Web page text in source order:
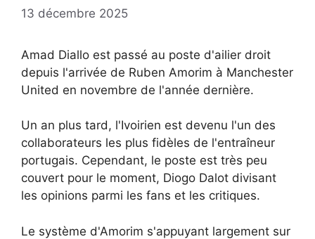
13 décembre 2025
Amad Diallo est passé au poste d'ailier droit
depuis l'arrivée de Ruben Amorim à Manchester
United en novembre de l'année dernière.
Un an plus tard, l'Ivoirien est devenu l'un des
collaborateurs les plus fidèles de l'entraîneur
portugais. Cependant, le poste est très peu
couvert pour le moment, Diogo Dalot divisant
les opinions parmi les fans et les critiques.
Le système d'Amorim s'appuyant largement sur